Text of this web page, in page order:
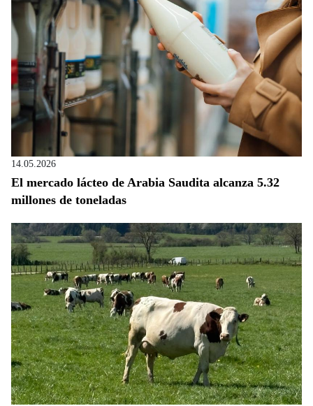
14.05.2026
El mercado lácteo de Arabia Saudita alcanza 5.32
millones de toneladas